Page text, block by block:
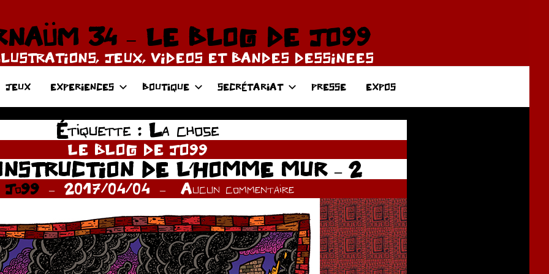
34 – LE BLOG DE JO99
JEUX, VIDEOS ET BANDES DESSINEES
JEUX EXPERIENCES BOUTIQUE SECRÉTARIAT PRESSE EXPOS
Étiquette : La chose
LE BLOG DE JO99
DE L’HOMME MUR – 2
Jo99 2017/04/04 Aucun commentaire